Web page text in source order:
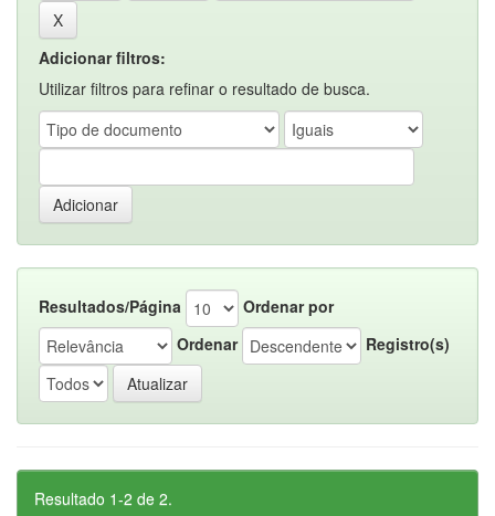
Adicionar filtros:
Utilizar filtros para refinar o resultado de busca.
Resultados/Página
Ordenar por
Ordenar
Registro(s)
Resultado 1-2 de 2.